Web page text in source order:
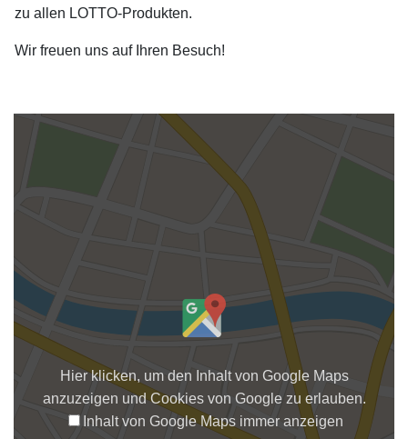
zu allen LOTTO-Produkten.
Wir freuen uns auf Ihren Besuch!
Hier klicken, um den Inhalt von Google Maps
anzuzeigen und Cookies von Google zu erlauben.
Inhalt von Google Maps immer anzeigen